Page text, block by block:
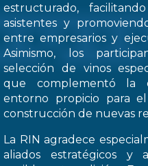
estructurado,
asistentes y
entre empresarios y
Asimismo, los
selección de vinos
que complementó la
entorno propicio para
construcción de nuevas
La RIN agradece
aliados estratégicos y